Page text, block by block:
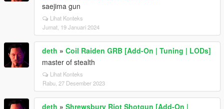
saejima gun
Lihat Konteks
Jumat, 19 Januari 2024
deth » Coil Raiden GRB [Add-On | Tuning | LODs]
master of stealth
Lihat Konteks
Rabu, 27 Desember 2023
deth » Shrewsbury Riot Shotgun [Add-On |